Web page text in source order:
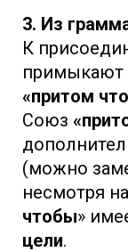
3. Из
К
примыкают
«притом
Союз
(можно
несмотря
чтобы»
цели.